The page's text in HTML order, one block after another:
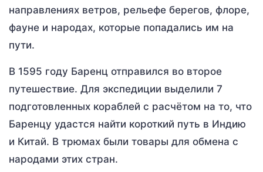
направлениях ветров, рельефе берегов, флоре,
фауне и народах, которые попадались им на
пути.
В 1595 году Баренц отправился во второе
путешествие. Для экспедиции выделили 7
подготовленных кораблей с расчётом на то, что
Баренцу удастся найти короткий путь в Индию
и Китай. В трюмах были товары для обмена с
народами этих стран.